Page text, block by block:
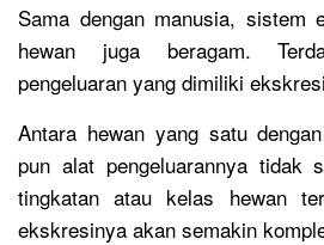
Sama dengan manusia, sistem
hewan juga beragam.
pengeluaran yang dimiliki
Antara hewan yang satu
pun alat pengeluarannya tidak
tingkatan atau kelas hewan
ekskresinya akan semakin